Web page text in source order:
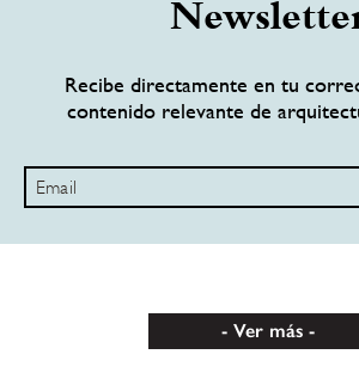
Recibe directamente en tu
contenido relevante de
Ver más